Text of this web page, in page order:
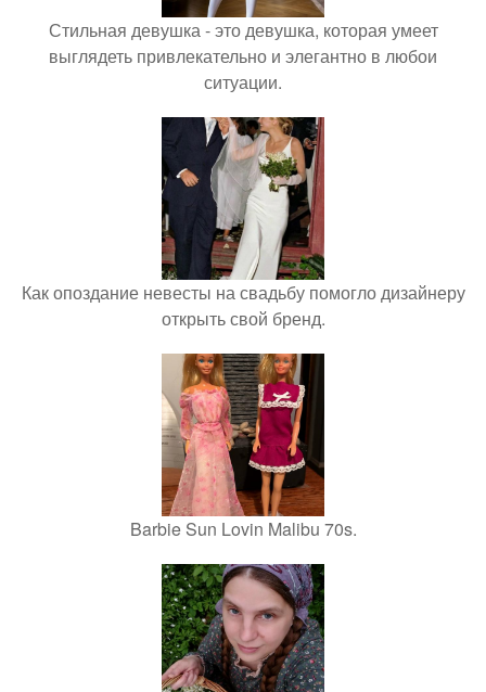
Стильная девушка - это девушка, которая умеет
выглядеть привлекательно и элегантно в любои
ситуации.
Как опоздание невесты на свадьбу помогло дизайнеру
открыть свой бренд.
Barbie Sun Lovin Malibu 70s.